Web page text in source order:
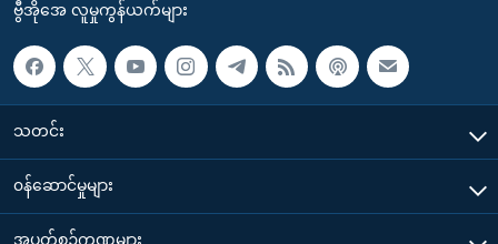
ဗွီအိုအေ လူမှုကွန်ယက်များ
သတင်း
၀န်ဆောင်မှုများ
အပတ်စဉ်ကဏ္ဍများ